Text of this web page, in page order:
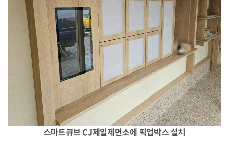
스마트큐브 CJ제일제면소에 픽업박스 설치